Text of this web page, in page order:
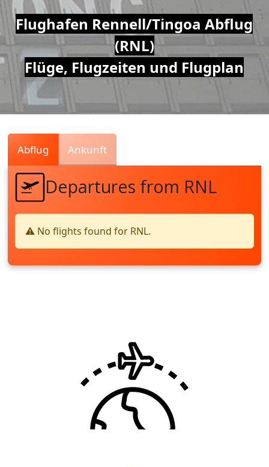
Air
Traffic
Live
Flughafen Rennell/Tingoa Abflug
(RNL)
Flüge, Flugzeiten und Flugplan
Abflug Ankunft
Departures from RNL
⚠️ No flights found for RNL.